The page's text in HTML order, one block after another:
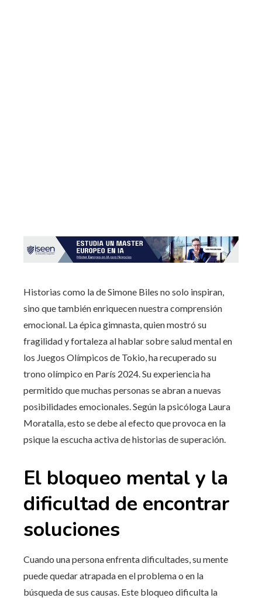
Historias como la de Simone Biles no solo inspiran,
sino que también enriquecen nuestra comprensión
emocional. La épica gimnasta, quien mostró su
fragilidad y fortaleza al hablar sobre salud mental en
los Juegos Olímpicos de Tokio, ha recuperado su
trono olímpico en París 2024. Su experiencia ha
permitido que muchas personas se abran a nuevas
posibilidades emocionales. Según la psicóloga Laura
Moratalla, esto se debe al efecto que provoca en la
psique la escucha activa de historias de superación.
El bloqueo mental y la
dificultad de encontrar
soluciones
Cuando una persona enfrenta dificultades, su mente
puede quedar atrapada en el problema o en la
búsqueda de sus causas. Este bloqueo dificulta la